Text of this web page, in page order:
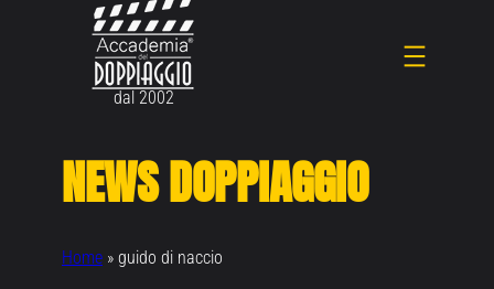
dal 2002
NEWS DOPPIAGGIO
Home » guido di naccio